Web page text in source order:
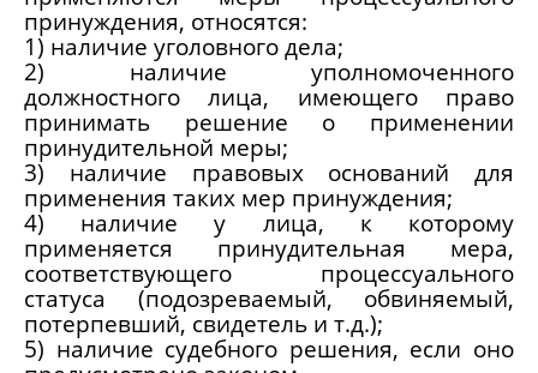
принуждения, относятся:
1) наличие уголовного дела;
2) наличие уполномоченного
должностного лица, имеющего право
принимать решение о применении
принудительной меры;
3) наличие правовых оснований для
применения таких мер принуждения;
4) наличие у лица, к которому
применяется принудительная мера,
соответствующего процессуального
статуса (подозреваемый, обвиняемый,
потерпевший, свидетель и т.д.);
5) наличие судебного решения, если оно